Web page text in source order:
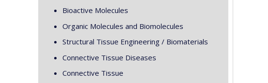
Bioactive Molecules
Organic Molecules and Biomolecules
Structural Tissue Engineering / Biomaterials
Connective Tissue Diseases
Connective Tissue